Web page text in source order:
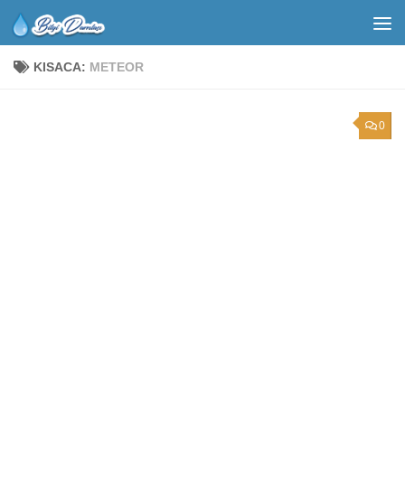
KISACA: METEOR
0